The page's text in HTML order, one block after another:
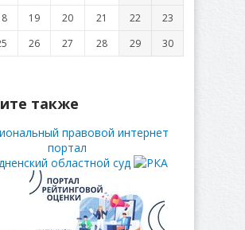
19 20 21 22
23
26 27 28 29
30
также